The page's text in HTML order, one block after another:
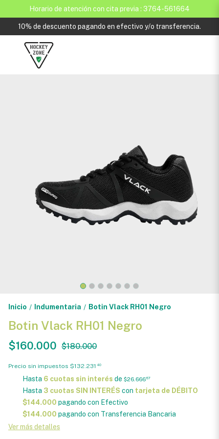
Horario de atención con cita previa : 3764-561664
10% de descuento pagando en efectivo y/o transferencia.
Inicio / Indumentaria / Botin Vlack RH01 Negro
Botin Vlack RH01 Negro
$160.000 $180.000
Precio sin impuestos $132.231 40
Hasta 6 cuotas sin interés de $26.66667
Hasta 3 cuotas SIN INTERÉS con tarjeta de DÉBITO
$144.000 pagando con Efectivo
$144.000 pagando con Transferencia Bancaria
Ver más detalles